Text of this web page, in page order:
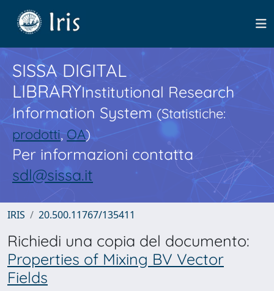
SISSA DIGITAL
LIBRARYInstitutional Research
Information System(Statistiche:
prodotti,OA)
Per informazioni contatta
sdl@sissa.it
IRIS 20.500.11767/135411
Richiedi una copia del documento:
Properties of Mixing BV Vector
Fields